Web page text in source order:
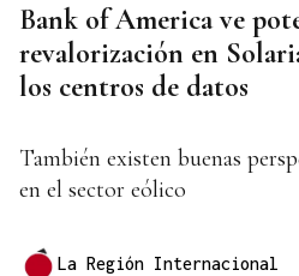
Bank of America ve
revalorización en
los centros de datos
También existen buenas
en el sector eólico
La Región Internacional